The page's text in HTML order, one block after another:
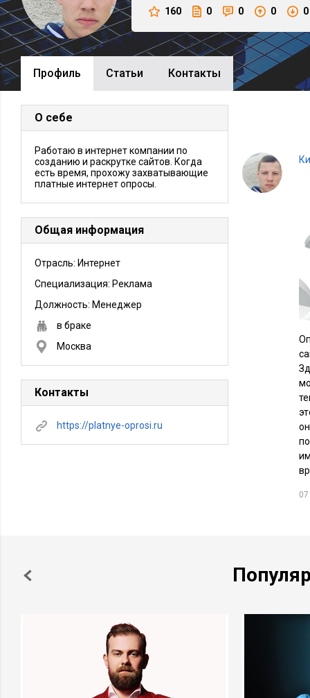
160 0 0 0 0
Профиль Cтатьи Контакты
О себе
Работаю в интернет компании по
созданию и раскрутке сайтов. Когда
есть время, прохожу захватывающие
платные интернет опросы.
Общая информация
Отрасль: Интернет
Специализация: Реклама
Должность: Менеджер
в браке
Москва
Контакты
https://platnye-oprosi.ru